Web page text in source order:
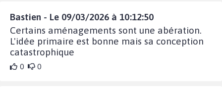
Bastien - Le 09/03/2026 à 10:12:50
Certains aménagements sont une abération.
L'idée primaire est bonne mais sa conception
catastrophique
0 0